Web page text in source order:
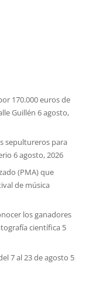
170.000 euros de
Guillén 6 agosto,
sepultureros para
6 agosto, 2026
(PMA) que
de música
los ganadores
científica 5
7 al 23 de agosto 5